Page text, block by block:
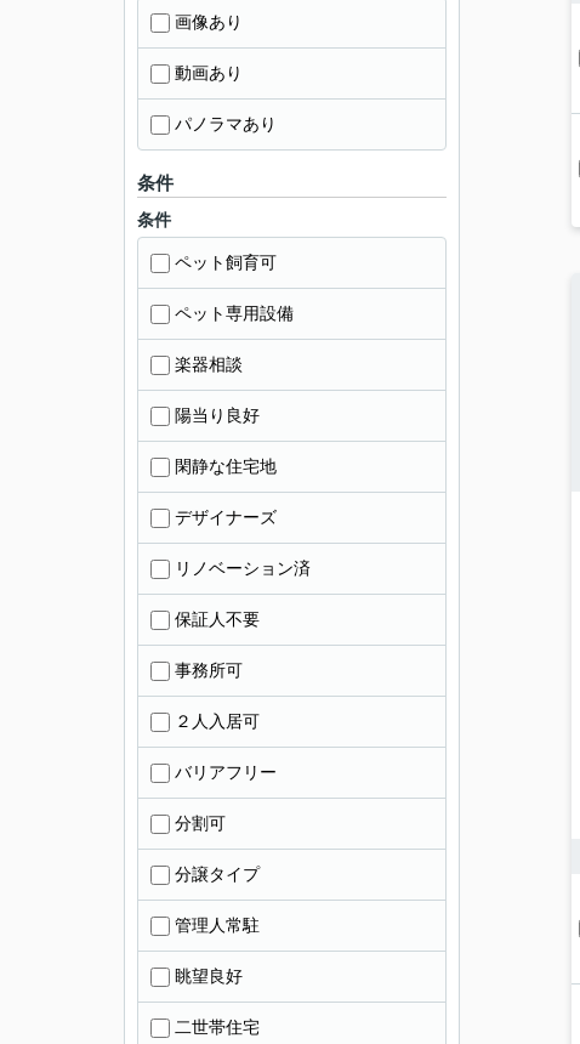
画像あり
動画あり
パノラマあり
条件
条件
ペット飼育可
ペット専用設備
楽器相談
陽当り良好
閑静な住宅地
デザイナーズ
リノベーション済
保証人不要
事務所可
２人入居可
バリアフリー
分割可
分譲タイプ
管理人常駐
眺望良好
二世帯住宅